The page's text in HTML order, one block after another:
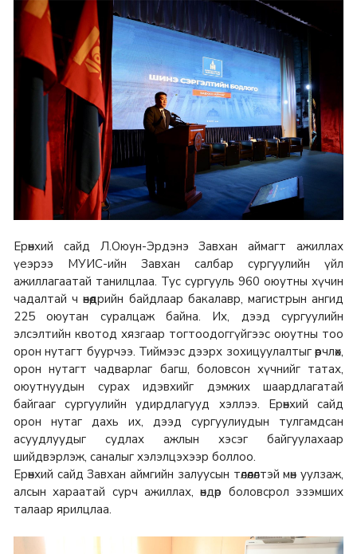
Ерөнхий сайд Л.Оюун-Эрдэнэ Завхан аймагт ажиллах
үеэрээ МУИС-ийн Завхан салбар сургуулийн үйл
ажиллагаатай танилцлаа. Тус сургууль 960 оюутны хүчин
чадалтай ч өнөөдрийн байдлаар бакалавр, магистрын ангид
225 оюутан суралцаж байна. Их, дээд сургуулийн
элсэлтийн квотод хязгаар тогтоодоггүйгээс оюутны тоо
орон нутагт буурчээ. Тиймээс дээрх зохицуулалтыг өөрчлөх,
орон нутагт чадварлаг багш, боловсон хүчнийг татах,
оюутнуудын сурах идэвхийг дэмжих шаардлагатай
байгааг сургуулийн удирдлагууд хэллээ. Ерөнхий сайд
орон нутаг дахь их, дээд сургуулиудын тулгамдсан
асуудлуудыг судлах ажлын хэсэг байгуулахаар
шийдвэрлэж, саналыг хэлэлцэхээр боллоо.
Ерөнхий сайд Завхан аймгийн залуусын төлөөлөлтэй мөн уулзаж,
алсын хараатай сурч ажиллах, өндөр боловсрол эзэмших
талаар ярилцлаа.